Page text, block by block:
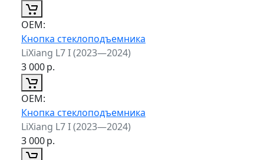
ОЕМ:
Кнопка стеклоподъемника
LiXiang L7 I (2023—2024)
3 000р.
ОЕМ:
Кнопка стеклоподъемника
LiXiang L7 I (2023—2024)
3 000р.